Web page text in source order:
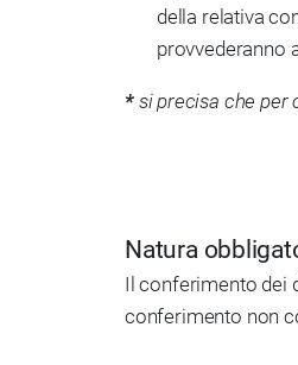
della relativa
provvederanno
*si precisa che per
Natura
Il conferimento dei
conferimento non